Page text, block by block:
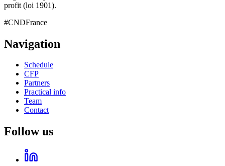
profit (loi 1901).
#CNDFrance
Navigation
Schedule
CFP
Partners
Practical info
Team
Contact
Follow us